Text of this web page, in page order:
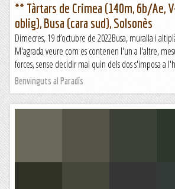
** Tàrtars de Crimea (140m, 6b/Ae,
oblig), Busa (cara sud), Solsonès
Dimecres, 19 d’octubre de 2022Busa, muralla i
M'agrada veure com es contenen l'un a l'altre,
forces, sense decidir mai quin dels dos s'imposa a
Benvinguts al Paradís